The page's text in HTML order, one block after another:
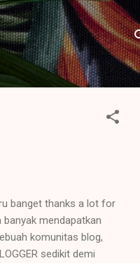
banget thanks a lot for
mendapatkan
komunitas blog,
sedikit demi